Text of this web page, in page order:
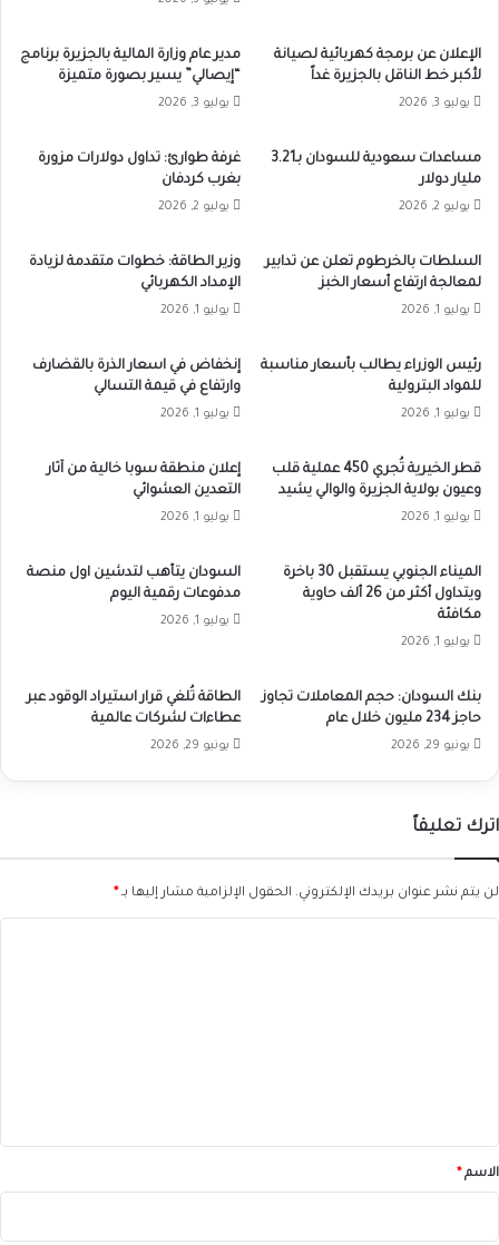
الإعلان عن برمجة كهربائية لصيانة
لأكبر خط الناقل بالجزيرة غداً
يوليو 3, 2026
مدير عام وزارة المالية بالجزيرة برنامج
“إيصالي” يسير بصورة متميزة
يوليو 3, 2026
مساعدات سعودية للسودان بـ3.21
مليار دولار
يوليو 2, 2026
غرفة طوارئ: تداول دولارات مزورة
بغرب كردفان
يوليو 2, 2026
السلطات بالخرطوم تعلن عن تدابير
لمعالجة ارتفاع أسعار الخبز
يوليو 1, 2026
وزير الطاقة: خطوات متقدمة لزيادة
الإمداد الكهربائي
يوليو 1, 2026
رئيس الوزراء يطالب بأسعار مناسبة
للمواد البترولية
يوليو 1, 2026
إنخفاض في اسعار الذرة بالقضارف
وارتفاع في قيمة التسالي
يوليو 1, 2026
قطر الخيرية تُجري 450 عملية قلب
وعيون بولاية الجزيرة والوالي يشيد
يوليو 1, 2026
إعلان منطقة سوبا خالية من آثار
التعدين العشوائي
يوليو 1, 2026
الميناء الجنوبي يستقبل 30 باخرة
ويتداول أكثر من 26 ألف حاوية
مكافئة
يوليو 1, 2026
السودان يتأهب لتدشين اول منصة
مدفوعات رقمية اليوم
يوليو 1, 2026
بنك السودان: حجم المعاملات تجاوز
حاجز 234 مليون خلال عام
يونيو 29, 2026
الطاقة تُلغي قرار استيراد الوقود عبر
عطاءات لشركات عالمية
يونيو 29, 2026
اترك تعليقاً
لن يتم نشر عنوان بريدك الإلكتروني. الحقول الإلزامية مشار إليها بـ *
*الاسم *